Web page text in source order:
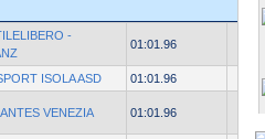
-
01:01.96
ISOLA ASD 01:01.96
VENEZIA 01:01.96